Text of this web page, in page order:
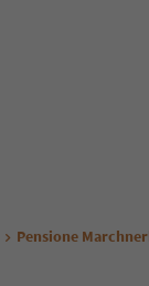
Pensione